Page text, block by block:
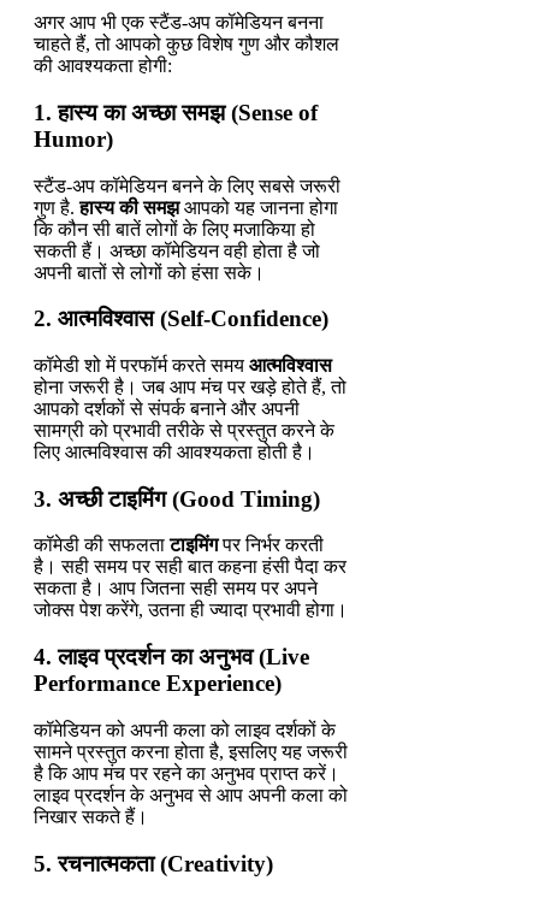
अगर आप भी एक स्टैंड-अप कॉमेडियन बनना
चाहते हैं, तो आपको कुछ विशेष गुण और कौशल
की आवश्यकता होगी:
1. हास्य का अच्छा समझ (Sense of
Humor)
स्टैंड-अप कॉमेडियन बनने के लिए सबसे जरूरी
गुण है.हास्य की समझआपको यह जानना होगा
कि कौन सी बातें लोगों के लिए मजाकिया हो
सकती हैं। अच्छा कॉमेडियन वही होता है जो
अपनी बातों से लोगों को हंसा सके।
2. आत्मविश्वास (Self-Confidence)
कॉमेडी शो में परफॉर्म करते समय आत्मविश्वास
होना जरूरी है। जब आप मंच पर खड़े होते हैं, तो
आपको दर्शकों से संपर्क बनाने और अपनी
सामग्री को प्रभावी तरीके से प्रस्तुत करने के
लिए आत्मविश्वास की आवश्यकता होती है।
3. अच्छी टाइमिंग (Good Timing)
कॉमेडी की सफलताटाइमिंगपर निर्भर करती
है। सही समय पर सही बात कहना हंसी पैदा कर
सकता है। आप जितना सही समय पर अपने
जोक्स पेश करेंगे, उतना ही ज्यादा प्रभावी होगा।
4. लाइव प्रदर्शन का अनुभव (Live
Performance Experience)
कॉमेडियन को अपनी कला को लाइव दर्शकों के
सामने प्रस्तुत करना होता है, इसलिए यह जरूरी
है कि आप मंच पर रहने का अनुभव प्राप्त करें।
लाइव प्रदर्शन के अनुभव से आप अपनी कला को
निखार सकते हैं।
5. रचनात्मकता (Creativity)